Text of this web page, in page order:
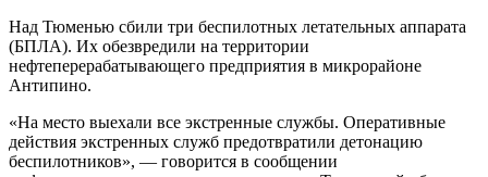
Над Тюменью сбили три беспилотных летательных аппарата
(БПЛА). Их обезвредили на территории
нефтеперерабатывающего предприятия в микрорайоне
Антипино.
«На место выехали все экстренные службы. Оперативные
действия экстренных служб предотвратили детонацию
беспилотников», — говорится в сообщении